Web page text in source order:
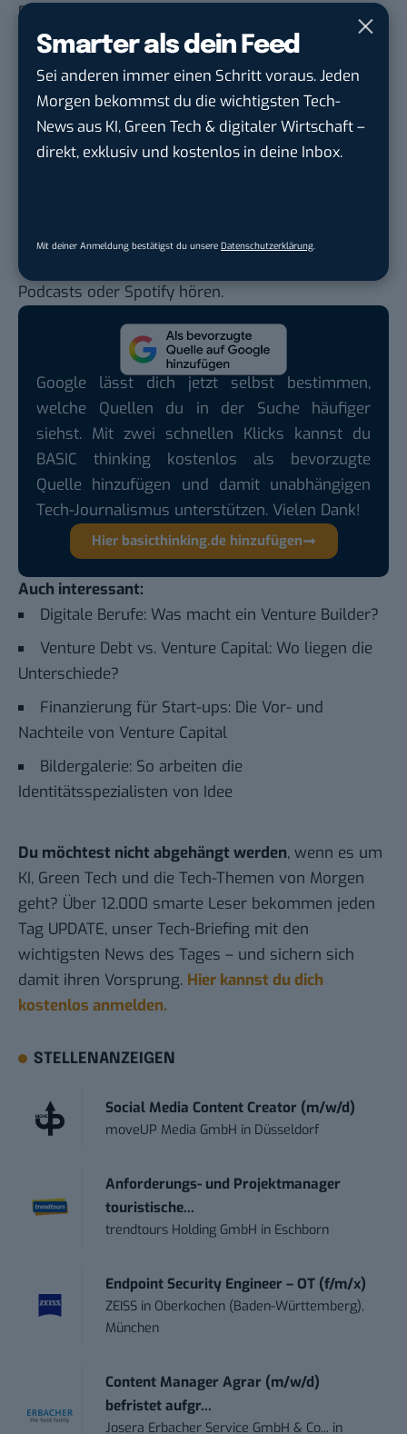
Smarter als dein Feed
Sei anderen immer einen Schritt voraus. Jeden
Morgen bekommst du die wichtigsten Tech-
News aus KI, Green Tech & digitaler Wirtschaft –
direkt, exklusiv und kostenlos in deine Inbox.
Mit deiner Anmeldung bestätigst du unsere Datenschutzerklärung.
Blick auf solche Quoten. Als studierte
Kulturwissenschaftlerin wusste sie aber, dass
Der Skepsis folgte Entschlossenheit: „Wer soll was
ändern, wenn nicht ich?“
Wie wir es schaffen, endlich „MIT und nicht VON
ihr außerdem in Episode 41 des #ErfolgsgeDANKE-
Podcasts bei
Podcasts oder Spotify hören.
Google lässt dich jetzt selbst bestimmen,
welche Quellen du in der Suche häufiger
siehst. Mit zwei schnellen Klicks kannst du
BASIC thinking kostenlos als bevorzugte
Quelle hinzufügen und damit unabhängigen
Tech-Journalismus unterstützen. Vielen Dank!
Hier basicthinking.de hinzufügen
Auch interessant:
Digitale Berufe: Was macht ein Venture Builder?
Venture Debt vs. Venture Capital: Wo liegen die
Unterschiede?
Finanzierung für Start-ups: Die Vor- und
Nachteile von Venture Capital
Bildergalerie: So arbeiten die
Identitätsspezialisten von Idee
Du möchtest nicht abgehängt werden, wenn es um
KI, Green Tech und die Tech-Themen von Morgen
geht? Über 12.000 smarte Leser bekommen jeden
Tag UPDATE, unser Tech-Briefing mit den
wichtigsten News des Tages – und sichern sich
damit ihren Vorsprung. Hier kannst du dich
kostenlos anmelden.
STELLENANZEIGEN
Social Media Content Creator (m/w/d)
moveUP Media GmbH in Düsseldorf
Anforderungs- und Projektmanager
touristische...
trendtours Holding GmbH in Eschborn
Endpoint Security Engineer – OT (f/m/x)
ZEISS in Oberkochen (Baden-Württemberg),
München
Content Manager Agrar (m/w/d)
befristet aufgr...
Josera Erbacher Service GmbH & Co... in